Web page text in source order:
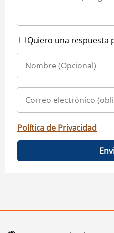
Quiero una respuesta
Política de Privacidad